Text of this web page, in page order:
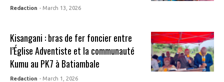
Redaction - March 13, 2026
Kisangani : bras de fer foncier entre
l’Église Adventiste et la communauté
Kumu au PK7 à Batiambale
Redaction - March 1, 2026